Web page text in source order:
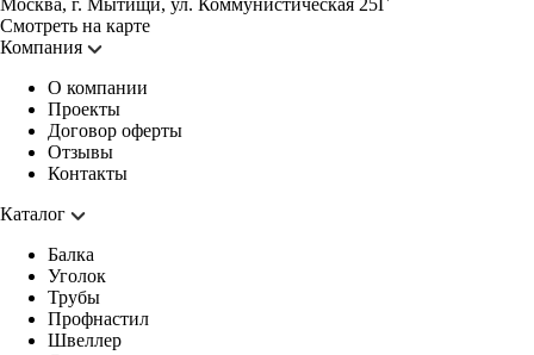
Смотреть на карте
Компания
О компании
Проекты
Договор оферты
Отзывы
Контакты
Каталог
Балка
Уголок
Трубы
Профнастил
Швеллер